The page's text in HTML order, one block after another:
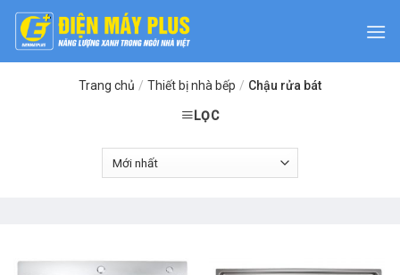
Skip
content
Trang chủ / Thiết bị nhà bếp / Chậu rửa bát
LỌC